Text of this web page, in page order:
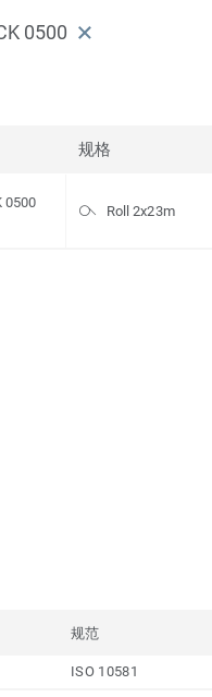
0500
规格
0500
Roll 2x23m
规范
ISO 10581